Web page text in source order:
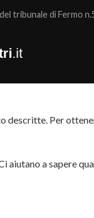
tribunale di Fermo
.it
descritte. Per
a sapere